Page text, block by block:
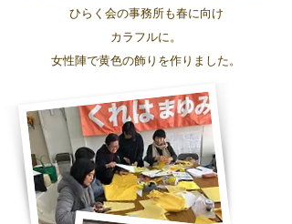
ひらく会の事務所も春に向け
カラフルに。
女性陣で黄色の飾りを作りました。